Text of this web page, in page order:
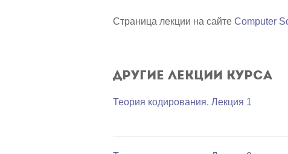
Страница лекции на сайте Computer
Другие лекции курса
Теория кодирования. Лекция 1